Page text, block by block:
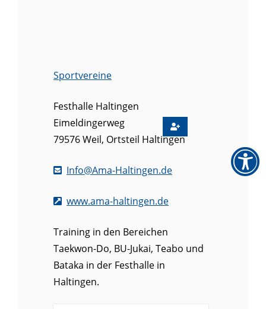
Festhalle Haltingen
Eimeldingerweg
79576Weil, Ortsteil Haltingen
Info@Ama-Haltingen.de
www.ama-haltingen.de
Training in den Bereichen
Taekwon-Do, BU-Jukai, Teabo und
Bataka in der Festhalle in
Haltingen.
Sportvereine